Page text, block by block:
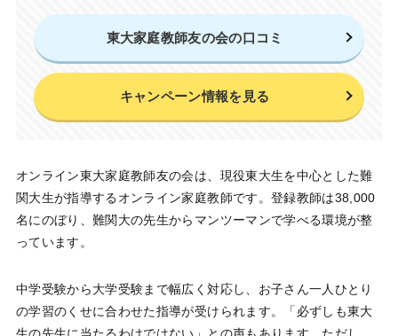
東大家庭教師友の会の口コミ
キャンペーン情報を見る
オンライン東大家庭教師友の会は、現役東大生を中心とした難
関大生が指導するオンライン家庭教師です。登録教師は38,000
名にのぼり、難関大の先生からマンツーマンで学べる環境が整
っています。
中学受験から大学受験まで幅広く対応し、お子さん一人ひとり
の学習のくせに合わせた指導が受けられます。「必ずしも東大